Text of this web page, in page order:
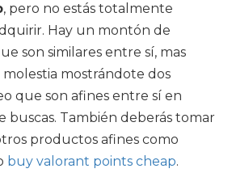
, pero no estás totalmente
Hay un montón de
son similares entre sí, mas
mostrándote dos
que son afines entre sí en
buscas. También deberás tomar
productos afines como
buy valorant points cheap.